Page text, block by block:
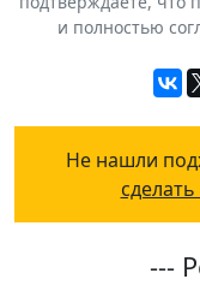
и полностью
Не нашли
---